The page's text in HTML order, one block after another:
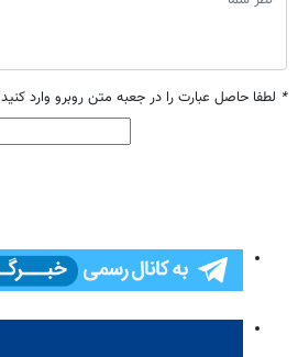
* لطفا حاصل عبارت را در جعبه متن روبرو وارد کنید